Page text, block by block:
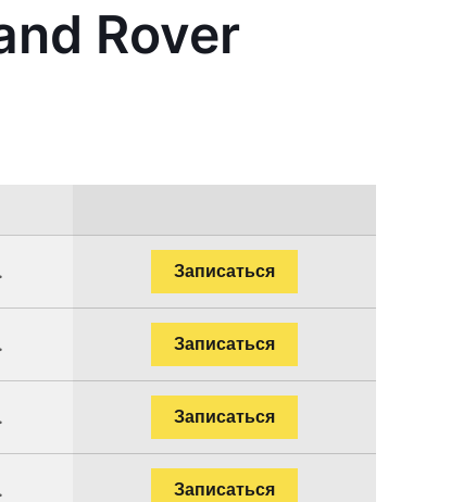
Rover
Записаться
Записаться
Записаться
Записаться